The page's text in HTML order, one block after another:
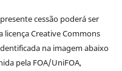
cessão poderá ser
licença Creative Commons
na imagem abaixo
pela FOA/UniFOA,